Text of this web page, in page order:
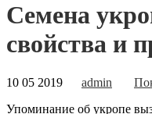
Семена
свойства и
10 05 2019 admin
Упоминание об укропе